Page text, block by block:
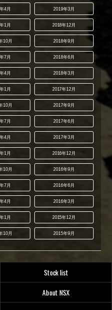
4月 2019年3月
1月 2018年12月
10月 2018年9月
7月 2018年6月
4月 2018年3月
1月 2017年12月
10月 2017年9月
7月 2017年6月
4月 2017年3月
1月 2016年12月
10月 2016年9月
7月 2016年6月
4月 2016年3月
1月 2015年12月
10月 2015年9月
Stock list
About NSX